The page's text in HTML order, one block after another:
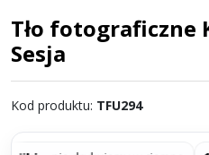
Tło fotograficzne
Sesja
Kod produktu: TFU294